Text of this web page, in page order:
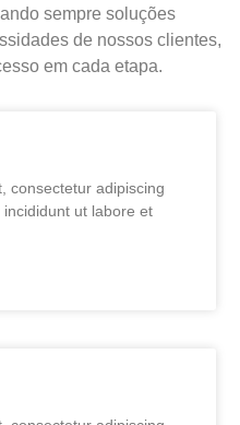
sempre soluções
de nossos clientes,
em cada etapa.
consectetur adipiscing
ut labore et